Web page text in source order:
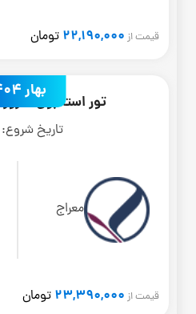
قیمت از 22,190,000 تومان
بهار 1404
تور استانبول 7 روزه (30 خرداد)
تاریخ شروع:
معراج
قیمت از 23,390,000 تومان